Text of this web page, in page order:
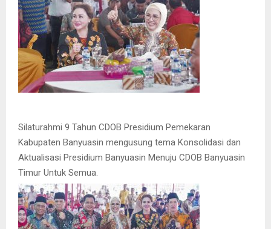
Silaturahmi 9 Tahun CDOB Presidium Pemekaran
Kabupaten Banyuasin mengusung tema Konsolidasi dan
Aktualisasi Presidium Banyuasin Menuju CDOB Banyuasin
Timur Untuk Semua.